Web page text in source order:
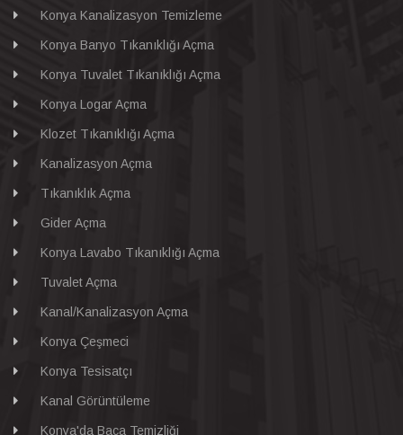
Konya Kanalizasyon Temizleme
Konya Banyo Tıkanıklığı Açma
Konya Tuvalet Tıkanıklığı Açma
Konya Logar Açma
Klozet Tıkanıklığı Açma
Kanalizasyon Açma
Tıkanıklık Açma
Gider Açma
Konya Lavabo Tıkanıklığı Açma
Tuvalet Açma
Kanal/Kanalizasyon Açma
Konya Çeşmeci
Konya Tesisatçı
Kanal Görüntüleme
Konya'da Baca Temizliği